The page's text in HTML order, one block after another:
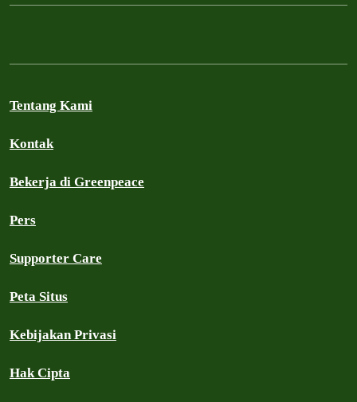
Tentang Kami
Kontak
Bekerja di Greenpeace
Pers
Supporter Care
Peta Situs
Kebijakan Privasi
Hak Cipta